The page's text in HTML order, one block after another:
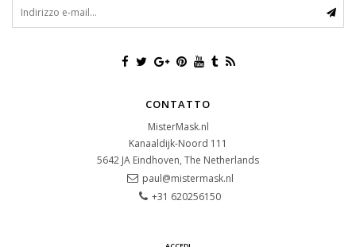
CONTATTO
MisterMask.nl
Kanaaldijk-Noord 111
5642 JA Eindhoven, The Netherlands
paul@mistermask.nl
+31 620256150